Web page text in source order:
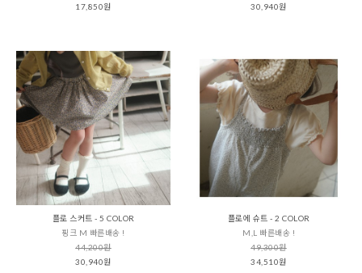
17,850원
30,940원
플로 스커트 - 5 COLOR
핑크 M 빠른배송 !
44,200원
30,940원
플로에 슈트 - 2 COLOR
M,L 빠른배송 !
49,300원
34,510원